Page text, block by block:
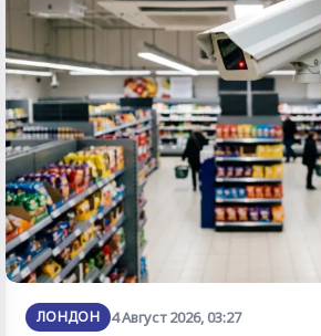
ЛОНДОН 4 Август 2026, 03:27